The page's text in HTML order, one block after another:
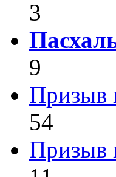
3
9
Призыв
54
Призыв